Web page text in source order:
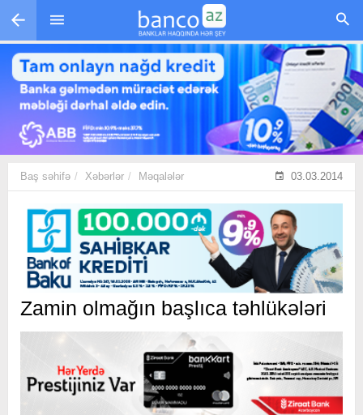
Skip to main content
Baş səhifə Xəbərlər Məqalələr 03.03.2014
Zamin olmağın başlıca təhlükələri